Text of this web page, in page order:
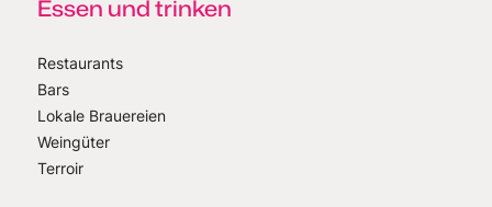
Essen und trinken
Restaurants
Bars
Lokale Brauereien
Weingüter
Terroir